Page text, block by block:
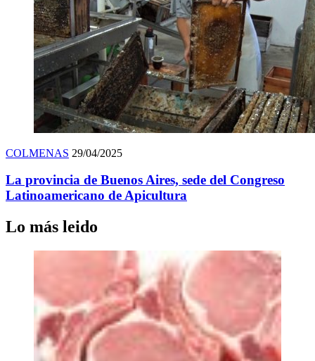
COLMENAS 29/04/2025
La provincia de Buenos Aires, sede del Congreso
Latinoamericano de Apicultura
Lo más leido